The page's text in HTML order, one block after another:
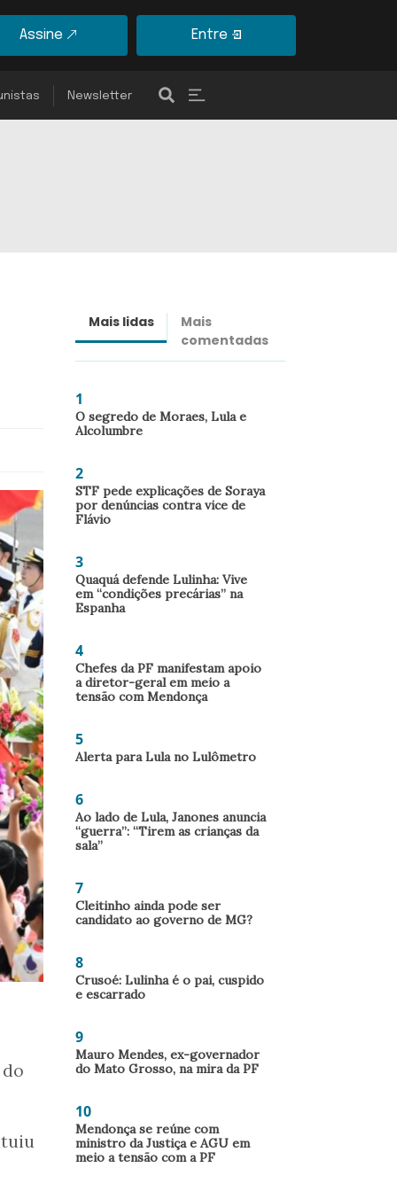
Assine Entre
Newsletter
Mais lidas
Mais
comentadas
1
O segredo de Moraes, Lula e
Alcolumbre
2
STF pede explicações de Soraya
por denúncias contra vice de
Flávio
3
Quaquá defende Lulinha: Vive
em “condições precárias” na
Espanha
4
Chefes da PF manifestam apoio
a diretor-geral em meio a
tensão com Mendonça
5
Alerta para Lula no Lulômetro
6
Ao lado de Lula, Janones anuncia
“guerra”: “Tirem as crianças da
sala”
7
Cleitinho ainda pode ser
candidato ao governo de MG?
8
Crusoé: Lulinha é o pai, cuspido
e escarrado
9
Mauro Mendes, ex-governador
do Mato Grosso, na mira da PF
10
Mendonça se reúne com
ministro da Justiça e AGU em
meio a tensão com a PF